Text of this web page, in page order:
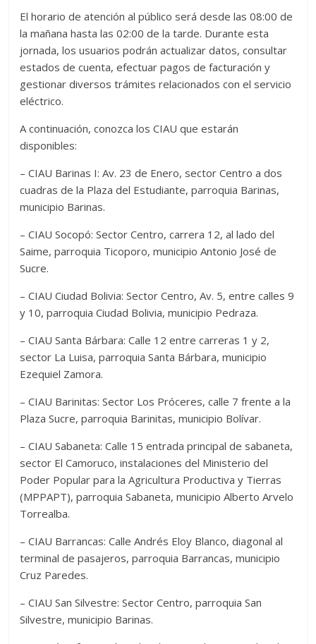
El horario de atención al público será desde las 08:00 de
la mañana hasta las 02:00 de la tarde. Durante esta
jornada, los usuarios podrán actualizar datos, consultar
estados de cuenta, efectuar pagos de facturación y
gestionar diversos trámites relacionados con el servicio
eléctrico.
A continuación, conozca los CIAU que estarán
disponibles:
– CIAU Barinas I: Av. 23 de Enero, sector Centro a dos
cuadras de la Plaza del Estudiante, parroquia Barinas,
municipio Barinas.
– CIAU Socopó: Sector Centro, carrera 12, al lado del
Saime, parroquia Ticoporo, municipio Antonio José de
Sucre.
– CIAU Ciudad Bolivia: Sector Centro, Av. 5, entre calles 9
y 10, parroquia Ciudad Bolivia, municipio Pedraza.
– CIAU Santa Bárbara: Calle 12 entre carreras 1 y 2,
sector La Luisa, parroquia Santa Bárbara, municipio
Ezequiel Zamora.
– CIAU Barinitas: Sector Los Próceres, calle 7 frente a la
Plaza Sucre, parroquia Barinitas, municipio Bolívar.
– CIAU Sabaneta: Calle 15 entrada principal de sabaneta,
sector El Camoruco, instalaciones del Ministerio del
Poder Popular para la Agricultura Productiva y Tierras
(MPPAPT), parroquia Sabaneta, municipio Alberto Arvelo
Torrealba.
– CIAU Barrancas: Calle Andrés Eloy Blanco, diagonal al
terminal de pasajeros, parroquia Barrancas, municipio
Cruz Paredes.
– CIAU San Silvestre: Sector Centro, parroquia San
Silvestre, municipio Barinas.